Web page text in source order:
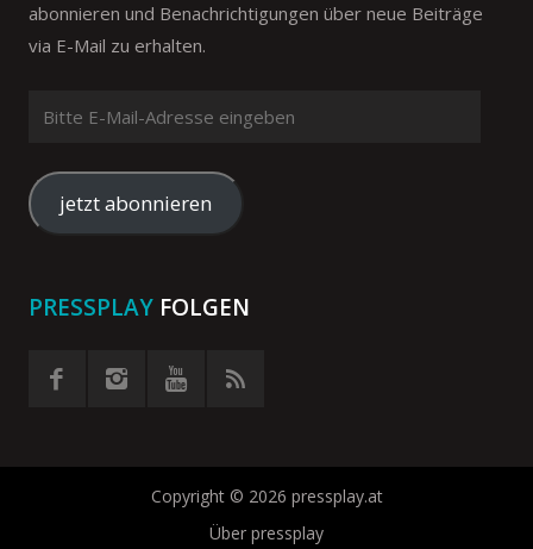
abonnieren und Benachrichtigungen über neue Beiträge
via E-Mail zu erhalten.
Mail-
Adresse
eingeben
jetzt abonnieren
PRESSPLAY FOLGEN
Copyright © 2026 pressplay.at
Über pressplay